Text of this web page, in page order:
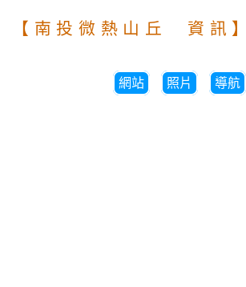
【南投微熱山丘 資訊】
網站 照片 導航